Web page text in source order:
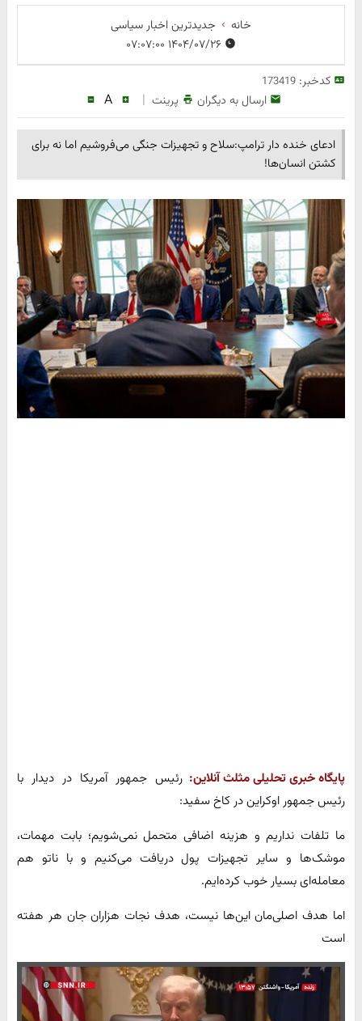
خانه
جدیدترین اخبار سیاسی
۱۴۰۴/۰۷/۲۶ ۰۷:۰۷:۰۰
کدخبر:173419
ارسال به دیگران پرینت |
A
ادعای خنده دار ترامپ:سلاح و تجهیزات جنگی می‌فروشیم اما نه برای
کشتن انسان‌ها!
پایگاه خبری تحلیلی مثلث آنلاین: رئیس جمهور آمریکا در دیدار با
رئیس جمهور اوکراین در کاخ سفید:
ما تلفات نداریم و هزینه اضافی متحمل نمی‌شویم؛ بابت مهمات،
موشک‌ها و سایر تجهیزات پول دریافت می‌کنیم و با ناتو هم
معامله‌ای بسیار خوب کرده‌ایم.
اما هدف اصلی‌مان این‌ها نیست، هدف نجات هزاران جان هر هفته
است